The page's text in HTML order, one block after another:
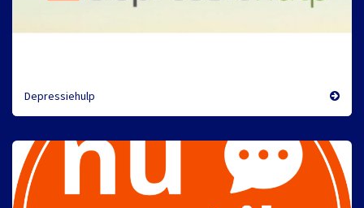
Depressiehulp